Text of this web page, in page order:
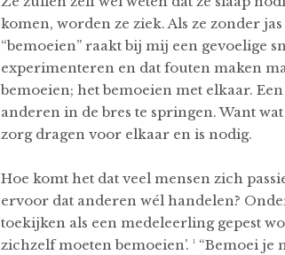
komen, worden ze ziek. Als ze zonder
“bemoeien” raakt bij mij een gevoelige
experimenteren en dat fouten maken
bemoeien; het bemoeien met elkaar.
anderen in de bres te springen. Want
zorg dragen voor elkaar en is nodig.
Hoe komt het dat veel mensen zich
ervoor dat anderen wél handelen?
toekijken als een medeleerling gepest
zichzelf moeten bemoeien’. ¹ “Bemoei